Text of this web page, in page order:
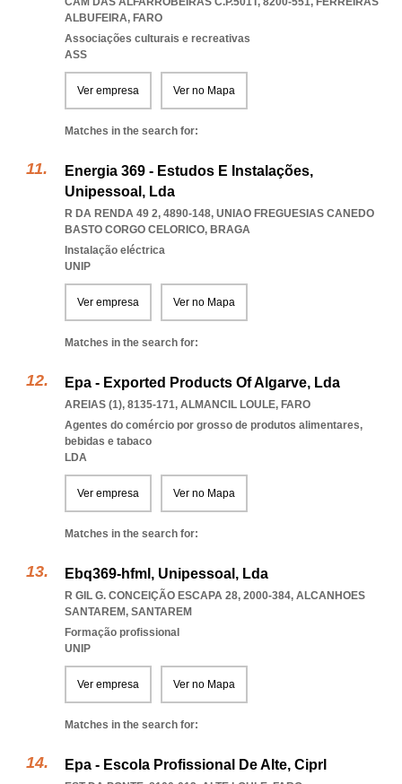
ALBUFEIRA, FARO
Associações culturais e recreativas
ASS
Ver empresa Ver no Mapa
Matches in the search for:
Energia 369 - Estudos E Instalações,
Unipessoal, Lda
R DA RENDA 49 2, 4890-148, UNIAO FREGUESIAS CANEDO
BASTO CORGO CELORICO, BRAGA
Instalação eléctrica
UNIP
Ver empresa Ver no Mapa
Matches in the search for:
Epa - Exported Products Of Algarve, Lda
AREIAS (1), 8135-171, ALMANCIL LOULE, FARO
Agentes do comércio por grosso de produtos alimentares,
bebidas e tabaco
LDA
Ver empresa Ver no Mapa
Matches in the search for:
Ebq369-hfml, Unipessoal, Lda
R GIL G. CONCEIÇÃO ESCAPA 28, 2000-384, ALCANHOES
SANTAREM, SANTAREM
Formação profissional
UNIP
Ver empresa Ver no Mapa
Matches in the search for:
Epa - Escola Profissional De Alte, Ciprl